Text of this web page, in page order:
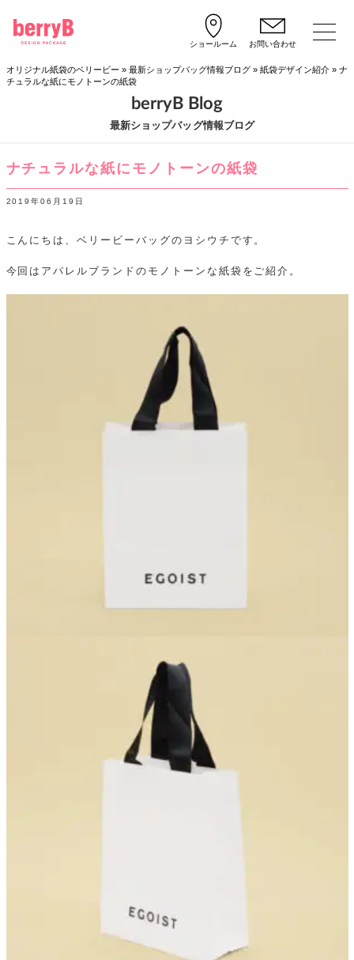
ショールーム お問い合わせ
オリジナル紙袋のベリービー » 最新ショップバッグ情報ブログ» 紙袋デザイン紹介» ナ
チュラルな紙にモノトーンの紙袋
最新ショップバッグ情報ブログ
berryB Blog
ナチュラルな紙にモノトーンの紙袋
2019年06月19日
こんにちは、ベリービーバッグのヨシウチです。
今回はアパレルブランドのモノトーンな紙袋をご紹介。